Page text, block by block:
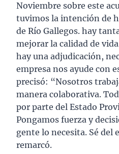
Noviembre sobre este
tuvimos la intención de
de Río Gallegos. hay
mejorar la calidad de
hay una adjudicación,
empresa nos ayude con
precisó: “Nosotros
manera colaborativa.
por parte del Estado
Pongamos fuerza y
gente lo necesita. Sé del
remarcó.